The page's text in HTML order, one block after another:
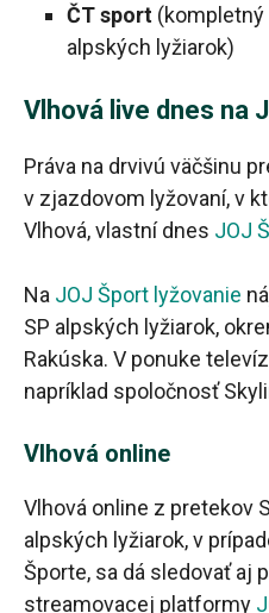
ČT sport (kompletný
alpských lyžiarok)
Vlhová live dnes na
Práva na drvivú väčšinu
v zjazdovom lyžovaní, v
Vlhová, vlastní dnes JOJ
Na JOJ Šport lyžovanie
SP alpských lyžiarok,
Rakúska. V ponuke
napríklad spoločnosť
Vlhová online
Vlhová online z pretekov
alpských lyžiarok, v
Športe, sa dá sledovať aj
streamovacej platformy